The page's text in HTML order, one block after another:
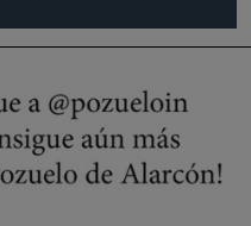
de la …